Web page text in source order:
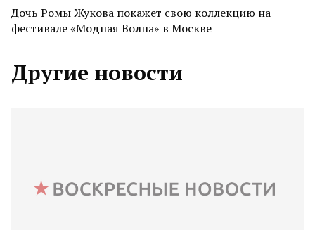
Дочь Ромы Жукова покажет свою коллекцию на
фестивале «Модная Волна» в Москве
Другие новости